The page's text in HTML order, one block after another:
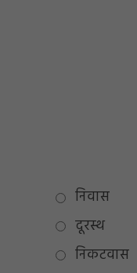
निवास
दूरस्थ
निकटवास